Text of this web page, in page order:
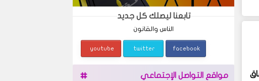
تابعنا ليصلك كل جديد
الناس والقانون
facebook
twitter
youtube
مواقع التواصل الإجتماعي